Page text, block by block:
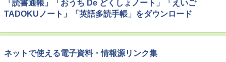
「読書通帳」「おうち De どくしょノート」「えいご
TADOKUノート」「英語多読手帳」をダウンロード
ネットで使える電子資料・情報源リンク集